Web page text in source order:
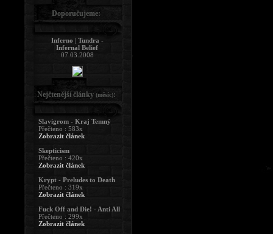
Doporučujeme:
Inferno | Tundra -
Infernal Belief
07.03.2008
Nejčtenější články (měsíc):
Slavigrom - Kraj Temný
Přečteno : 583x
Zobrazit článek
Skepticism
Přečteno : 420x
Zobrazit článek
Krypt - Preludes to Death
Přečteno : 319x
Zobrazit článek
Fuck Off and Die! - Anti All
Přečteno : 299x
Zobrazit článek